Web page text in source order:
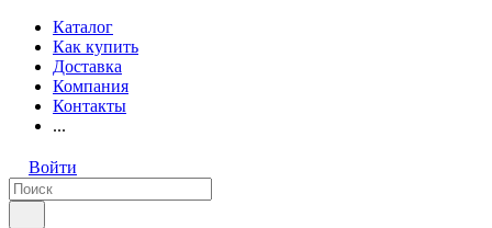
Каталог
Как купить
Доставка
Компания
Контакты
...
Войти